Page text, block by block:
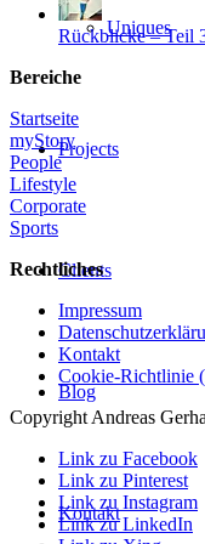
Uniques
Projects
Clients
Blog
Kontakt
Rückblicke – Teil
Bereiche
Startseite
myStory
People
Lifestyle
Corporate
Sports
Rechtliches
Impressum
Kontakt
Cookie-Richtlinie
Copyright Andreas
Link zu Facebook
Link zu Pinterest
Link zu Instagram
Link zu LinkedIn